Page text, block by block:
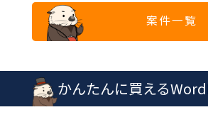
案件一覧
かんたんに買える